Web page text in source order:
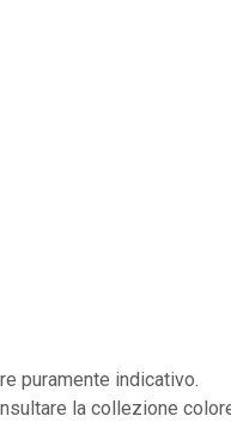
puramente indicativo.
la collezione